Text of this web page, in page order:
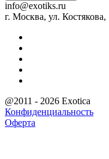
info@exotiks.ru
г. Москва, ул.
@2011 - 2026 Exotica
Конфиденциальность
Оферта